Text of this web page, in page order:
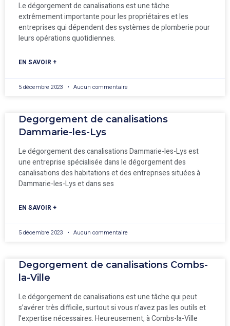
Le dégorgement de canalisations est une tâche
extrêmement importante pour les propriétaires et les
entreprises qui dépendent des systèmes de plomberie pour
leurs opérations quotidiennes.
EN SAVOIR +
5 décembre 2023 Aucun commentaire
Degorgement de canalisations
Dammarie-les-Lys
Le dégorgement des canalisations Dammarie-les-Lys est
une entreprise spécialisée dans le dégorgement des
canalisations des habitations et des entreprises situées à
Dammarie-les-Lys et dans ses
EN SAVOIR +
5 décembre 2023 Aucun commentaire
Degorgement de canalisations Combs-
la-Ville
Le dégorgement de canalisations est une tâche qui peut
s’avérer très difficile, surtout si vous n’avez pas les outils et
l’expertise nécessaires. Heureusement, à Combs-la-Ville